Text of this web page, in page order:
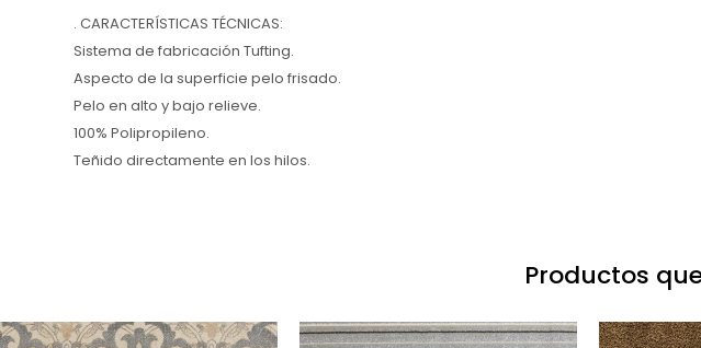
. CARACTERÍSTICAS TÉCNICAS:
Sistema de fabricación Tufting.
Aspecto de la superficie pelo frisado.
Pelo en alto y bajo relieve.
100% Polipropileno.
Teñido directamente en los hilos.
Productos